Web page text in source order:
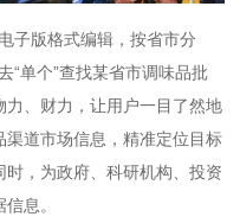
子版格式编辑，按省市分
“单个”查找某省市调味品批
、财力，让用户一目了然地
道市场信息，精准定位目标
，为政府、科研机构、投资
息。